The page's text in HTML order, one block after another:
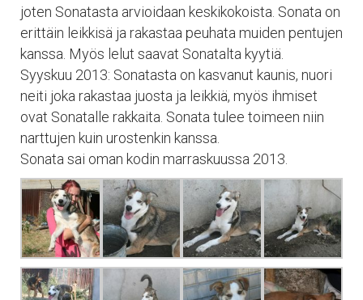
joten Sonatasta arvioidaan keskikokoista. Sonata on
erittäin leikkisä ja rakastaa peuhata muiden pentujen
kanssa. Myös lelut saavat Sonatalta kyytiä.
Syyskuu 2013: Sonatasta on kasvanut kaunis, nuori
neiti joka rakastaa juosta ja leikkiä, myös ihmiset
ovat Sonatalle rakkaita. Sonata tulee toimeen niin
narttujen kuin urostenkin kanssa.
Sonata sai oman kodin marraskuussa 2013.